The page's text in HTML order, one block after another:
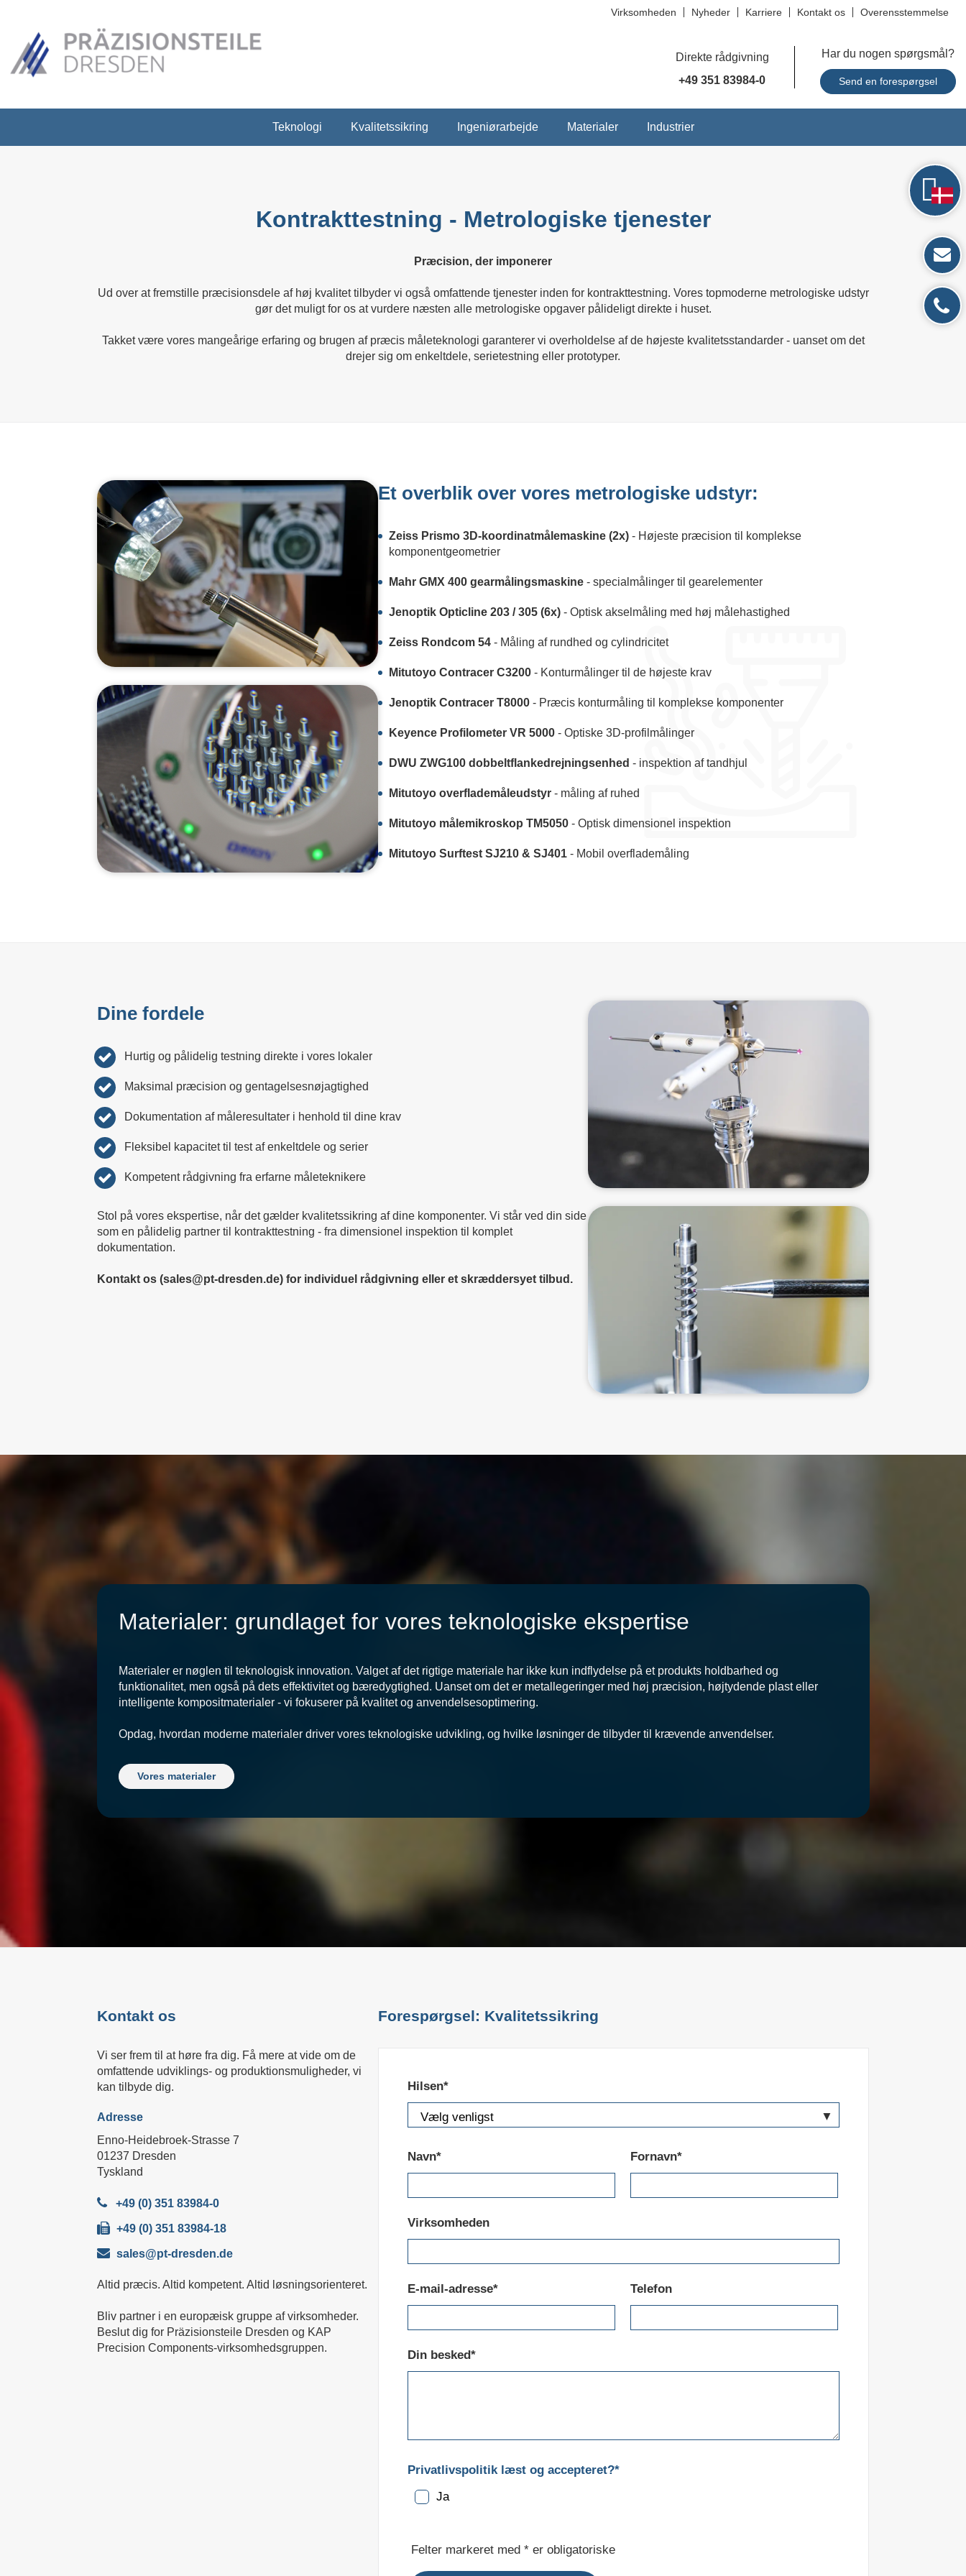
Virksomheden Nyheder Karriere Kontakt os Overensstemmelse
Har du nogen spørgsmål?
Send en forespørgsel
Direkte rådgivning
+49 351 83984-0
Teknologi Kvalitetssikring Ingeniørarbejde Materialer Industrier
Kontrakttestning - Metrologiske tjenester
Præcision, der imponerer
Ud over at fremstille præcisionsdele af høj kvalitet tilbyder vi også omfattende tjenester inden for kontrakttestning. Vores topmoderne metrologiske udstyr
gør det muligt for os at vurdere næsten alle metrologiske opgaver pålideligt direkte i huset.
Takket være vores mangeårige erfaring og brugen af præcis måleteknologi garanterer vi overholdelse af de højeste kvalitetsstandarder - uanset om det
drejer sig om enkeltdele, serietestning eller prototyper.
Et overblik over vores metrologiske udstyr:
Zeiss Prismo 3D-koordinatmålemaskine (2x) - Højeste præcision til komplekse
komponentgeometrier
Mahr GMX 400 gearmålingsmaskine - specialmålinger til gearelementer
Jenoptik Opticline 203 / 305 (6x) - Optisk akselmåling med høj målehastighed
Zeiss Rondcom 54 - Måling af rundhed og cylindricitet
Mitutoyo Contracer C3200 - Konturmålinger til de højeste krav
Jenoptik Contracer T8000 - Præcis konturmåling til komplekse komponenter
Keyence Profilometer VR 5000 - Optiske 3D-profilmålinger
DWU ZWG100 dobbeltflankedrejningsenhed - inspektion af tandhjul
Mitutoyo overflademåleudstyr - måling af ruhed
Mitutoyo målemikroskop TM5050 - Optisk dimensionel inspektion
Mitutoyo Surftest SJ210 & SJ401 - Mobil overflademåling
Dine fordele
Hurtig og pålidelig testning direkte i vores lokaler
Maksimal præcision og gentagelsesnøjagtighed
Dokumentation af måleresultater i henhold til dine krav
Fleksibel kapacitet til test af enkeltdele og serier
Kompetent rådgivning fra erfarne måleteknikere
Stol på vores ekspertise, når det gælder kvalitetssikring af dine komponenter. Vi står ved din side
som en pålidelig partner til kontrakttestning - fra dimensionel inspektion til komplet
dokumentation.
Kontakt os (sales@pt-dresden.de) for individuel rådgivning eller et skræddersyet tilbud.
Materialer: grundlaget for vores teknologiske ekspertise
Materialer er nøglen til teknologisk innovation. Valget af det rigtige materiale har ikke kun indflydelse på et produkts holdbarhed og
funktionalitet, men også på dets effektivitet og bæredygtighed. Uanset om det er metallegeringer med høj præcision, højtydende plast eller
intelligente kompositmaterialer - vi fokuserer på kvalitet og anvendelsesoptimering.
Opdag, hvordan moderne materialer driver vores teknologiske udvikling, og hvilke løsninger de tilbyder til krævende anvendelser.
Vores materialer
Kontakt os
Vi ser frem til at høre fra dig. Få mere at vide om de
omfattende udviklings- og produktionsmuligheder, vi
kan tilbyde dig.
Adresse
Enno-Heidebroek-Strasse 7
01237 Dresden
Tyskland
+49 (0) 351 83984-0
+49 (0) 351 83984-18
sales@pt-dresden.de
Altid præcis. Altid kompetent. Altid løsningsorienteret.
Bliv partner i en europæisk gruppe af virksomheder.
Beslut dig for Präzisionsteile Dresden og KAP
Precision Components-virksomhedsgruppen.
Forespørgsel: Kvalitetssikring
Hilsen*
Navn* Fornavn*
Virksomheden
E-mail-adresse* Telefon
Din besked*
Privatlivspolitik læst og accepteret?*
Ja
Felter markeret med * er obligatoriske